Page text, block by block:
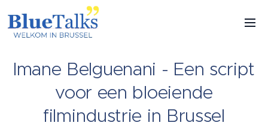
Imane Belguenani - Een script
voor een bloeiende
filmindustrie in Brussel